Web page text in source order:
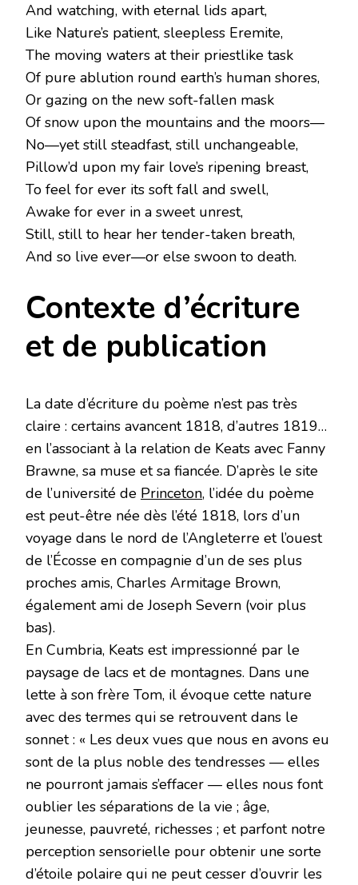
And watching, with eternal lids apart,
Like Nature’s patient, sleepless Eremite,
The moving waters at their priestlike task
Of pure ablution round earth’s human shores,
Or gazing on the new soft-fallen mask
Of snow upon the mountains and the moors—
No—yet still steadfast, still unchangeable,
Pillow’d upon my fair love’s ripening breast,
To feel for ever its soft fall and swell,
Awake for ever in a sweet unrest,
Still, still to hear her tender-taken breath,
And so live ever—or else swoon to death.
Contexte d’écriture
et de publication
La date d’écriture du poème n’est pas très
claire : certains avancent 1818, d’autres 1819…
en l’associant à la relation de Keats avec Fanny
Brawne, sa muse et sa fiancée. D’après le site
de l’université de Princeton, l’idée du poème
est peut-être née dès l’été 1818, lors d’un
voyage dans le nord de l’Angleterre et l’ouest
de l’Écosse en compagnie d’un de ses plus
proches amis, Charles Armitage Brown,
également ami de Joseph Severn (voir plus
bas).
En Cumbria, Keats est impressionné par le
paysage de lacs et de montagnes. Dans une
lette à son frère Tom, il évoque cette nature
avec des termes qui se retrouvent dans le
sonnet : « Les deux vues que nous en avons eu
sont de la plus noble des tendresses — elles
ne pourront jamais s’effacer — elles nous font
oublier les séparations de la vie ; âge,
jeunesse, pauvreté, richesses ; et parfont notre
perception sensorielle pour obtenir une sorte
d’étoile polaire qui ne peut cesser d’ouvrir les